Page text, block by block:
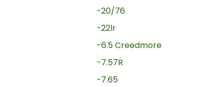
-20/76
-22lr
-6.5 Creedmore
-7.57R
-7.65